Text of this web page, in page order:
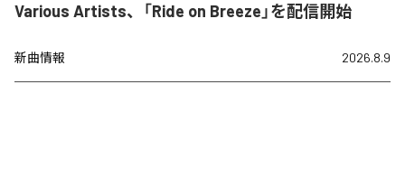
Various Artists、「Ride on Breeze」を配信開始
新曲情報 2026.8.9